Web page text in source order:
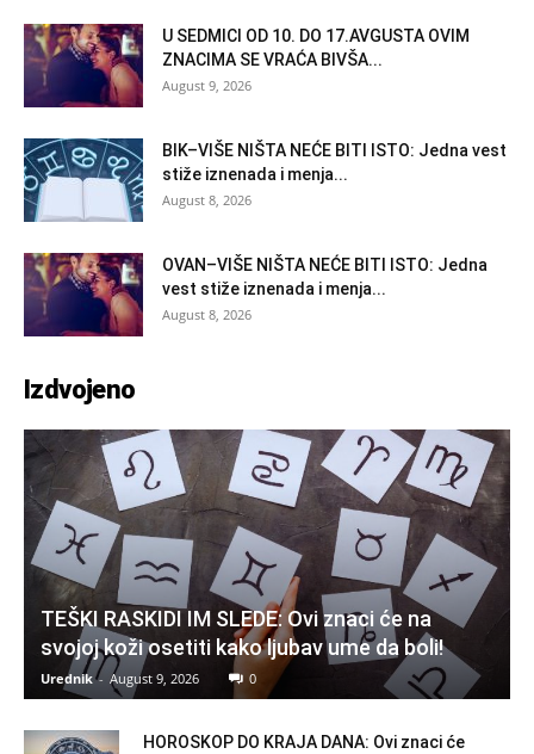
U SEDMICI OD 10. DO 17.AVGUSTA OVIM
ZNACIMA SE VRAĆA BIVŠA...
August 9, 2026
BIK–VIŠE NIŠTA NEĆE BITI ISTO: Jedna vest
stiže iznenada i menja...
August 8, 2026
OVAN–VIŠE NIŠTA NEĆE BITI ISTO: Jedna
vest stiže iznenada i menja...
August 8, 2026
Izdvojeno
TEŠKI RASKIDI IM SLEDE: Ovi znaci će na
svojoj koži osetiti kako ljubav ume da boli!
Urednik - August 9, 2026 0
HOROSKOP DO KRAJA DANA: Ovi znaci će